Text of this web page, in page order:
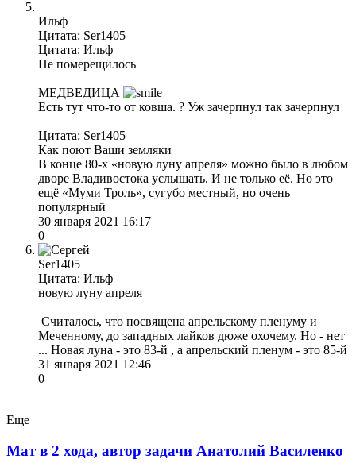
Ильф
Цитата: Ser1405
Цитата: Ильф
Не померещилось
МЕДВЕДИЦА
Есть тут что-то от ковша. ? Уж зачерпнул так зачерпнул
Цитата: Ser1405
Как поют Ваши земляки
В конце 80-х «новую луну апреля» можно было в любом
дворе Владивостока услышать. И не только её. Но это
ещё «Муми Троль», сугубо местный, но очень
популярный
30 января 2021 16:17
0
Ser1405
Цитата: Ильф
новую луну апреля
Считалось, что посвящена апрельскому пленуму и
Меченному, до западных лайков дюже охочему. Но - нет
... Новая луна - это 83-й , а апрельский пленум - это 85-й
31 января 2021 12:46
0
Еще
Мат в 2 хода, автор задачи Анатолий Василенко